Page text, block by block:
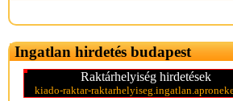
Ingatlan hirdetés budapest
Raktárhelyiség hirdetések
kiado-raktar-